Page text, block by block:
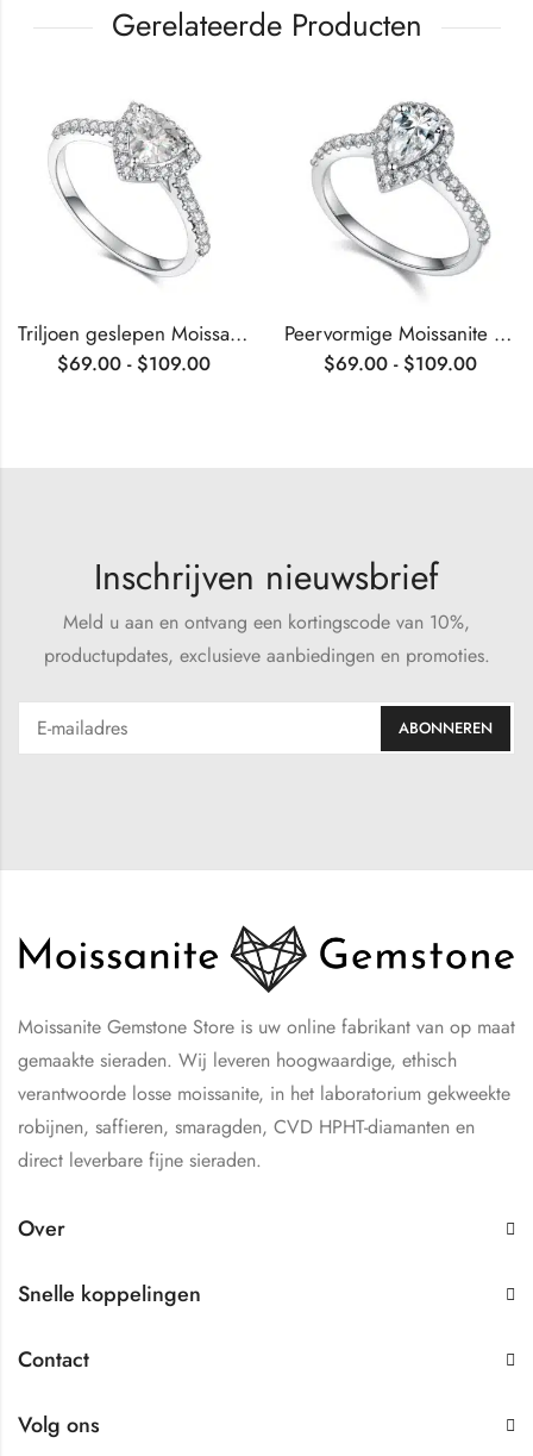
Gerelateerde Producten
Triljoen geslepen Moissanite Halo verlovingsring
$69.00 - $109.00
Peervormige Moissanite Halo verlovingsring
$69.00 - $109.00
Inschrijven nieuwsbrief
Meld u aan en ontvang een kortingscode van 10%,
productupdates, exclusieve aanbiedingen en promoties.
Moissanite Gemstone Store is uw online fabrikant van op maat
gemaakte sieraden. Wij leveren hoogwaardige, ethisch
verantwoorde losse moissanite, in het laboratorium gekweekte
robijnen, saffieren, smaragden, CVD HPHT-diamanten en
direct leverbare fijne sieraden.
Over
Snelle koppelingen
Contact
Volg ons